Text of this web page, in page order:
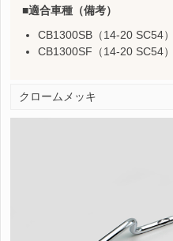
適合車種（備考）
CB1300SB（14-20 SC54）
CB1300SF（14-20 SC54）
クロームメッキ